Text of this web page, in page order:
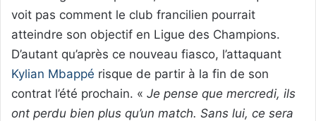
voit pas comment le club francilien pourrait
atteindre son objectif en Ligue des Champions.
D’autant qu’après ce nouveau fiasco, l’attaquant
Kylian Mbappé risque de partir à la fin de son
contrat l’été prochain. « Je pense que mercredi, ils
ont perdu bien plus qu’un match. Sans lui, ce sera